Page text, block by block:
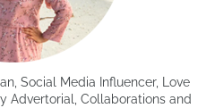
Social Media Influencer, Love
Advertorial, Collaborations and